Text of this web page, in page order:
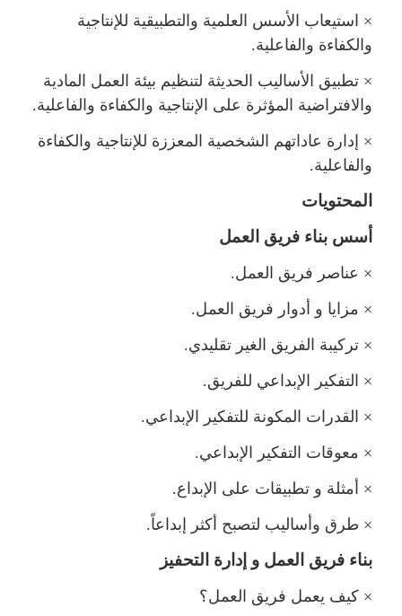
× استيعاب الأسس العلمية والتطبيقية للإنتاجية
والكفاءة والفاعلية.
× تطبيق الأساليب الحديثة لتنظيم بيئة العمل المادية
والافتراضية المؤثرة على الإنتاجية والكفاءة والفاعلية.
× إدارة عاداتهم الشخصية المعززة للإنتاجية والكفاءة
والفاعلية.
المحتويات
أسس بناء فريق الع
× عناصر فريق العمل.
× زايا و أدوار فريق العمل.
× تركيبة الفريق الغير تقليدي.
× التفكير الإبداعي للفريق.
× القدرات المكونة للتفكير الإبداعي.
× عوقات التفكير الإبداعي.
× أمثلة و تطبيقات على الإبداع.
× طرق وأساليب لتصبح أكثر إبداعاً.
بناء فريق العمل و إدارة التحفيز
× كيف يعمل فريق العمل؟